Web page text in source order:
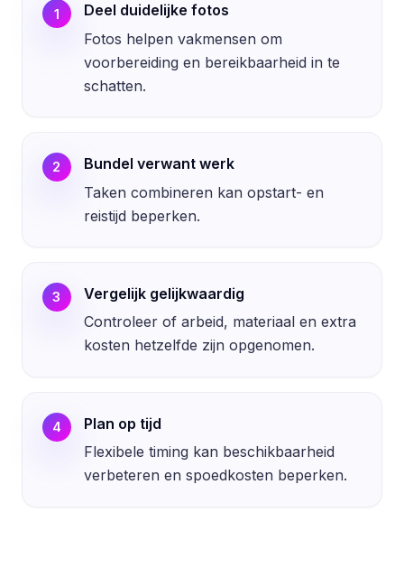
1
Deel duidelijke fotos
Fotos helpen vakmensen om
voorbereiding en bereikbaarheid in te
schatten.
2
Bundel verwant werk
Taken combineren kan opstart- en
reistijd beperken.
3
Vergelijk gelijkwaardig
Controleer of arbeid, materiaal en extra
kosten hetzelfde zijn opgenomen.
4
Plan op tijd
Flexibele timing kan beschikbaarheid
verbeteren en spoedkosten beperken.